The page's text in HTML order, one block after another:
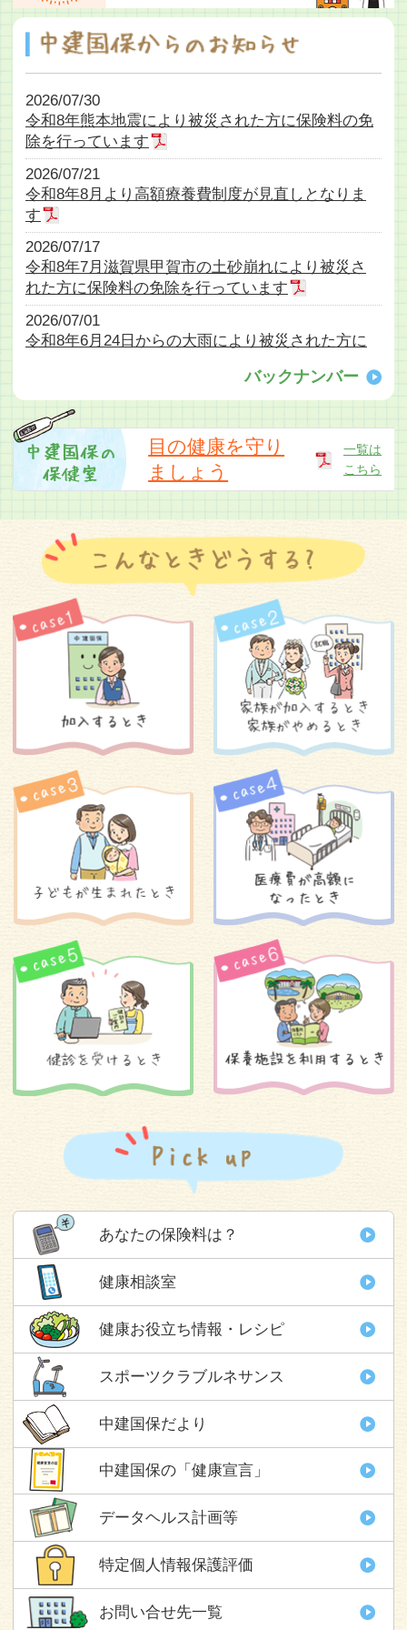
2026/07/30
令和8年熊本地震により被災された方に保険料の免
除を行っています
2026/07/21
令和8年8月より高額療養費制度が見直しとなりま
す
2026/07/17
令和8年7月滋賀県甲賀市の土砂崩れにより被災さ
れた方に保険料の免除を行っています
2026/07/01
令和8年6月24日からの大雨により被災された方に
「中建国保だより令和8年5月号」のお詫びと訂
正
バックナンバー
目の健康を守り
ましょう
一覧は
こちら
あなたの保険料は？
健康相談室
健康お役立ち情報・レシピ
スポーツクラブルネサンス
中建国保だより
中建国保の「健康宣言」
データヘルス計画等
特定個人情報保護評価
お問い合せ先一覧